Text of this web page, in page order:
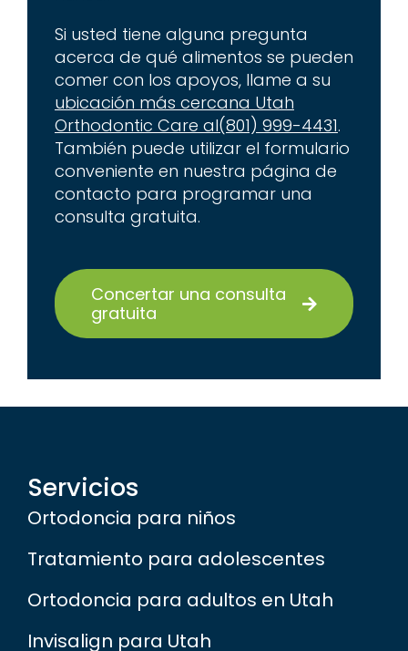
Si usted tiene alguna pregunta
acerca de qué alimentos se pueden
comer con los apoyos, llame a su
ubicación más cercana Utah
Orthodontic Care al(801) 999-4431
También puede utilizar el formulario
conveniente en nuestra página de
contacto para programar una
consulta gratuita.
Concertar una consulta
gratuita
Servicios
Ortodoncia para niños
Tratamiento para adolescentes
Ortodoncia para adultos en Utah
Invisalign para Utah